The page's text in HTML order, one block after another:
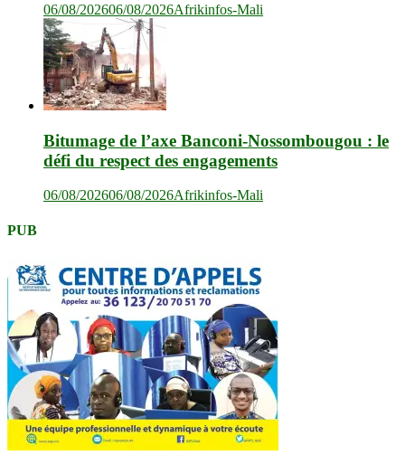
06/08/202606/08/2026Afrikinfos-Mali
Bitumage de l’axe Banconi-Nossombougou : le
défi du respect des engagements
06/08/202606/08/2026Afrikinfos-Mali
PUB